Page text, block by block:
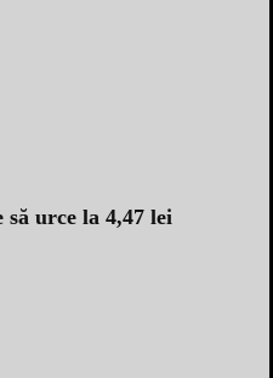
să urce la 4,47 lei